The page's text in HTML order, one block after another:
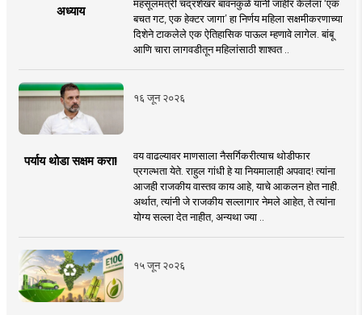
अध्याय
महसूलमंत्री चंद्रशेखर बावनकुळे यांनी जाहीर केलेला ‘एक
बचत गट, एक हेक्टर जागा’ हा निर्णय महिला सक्षमीकरणाच्या
दिशेने टाकलेले एक ऐतिहासिक पाऊल म्हणावे लागेल. बांबू
आणि चारा लागवडीतून महिलांसाठी शाश्वत ..
१६ जून २०२६
पर्याय थोडा सक्षम करा!
वय वाढल्यावर माणसाला नैसर्गिकरीत्याच थोडीफार
प्रगल्भता येते. राहुल गांधी हे या नियमालाही अपवाद! त्यांना
आजही राजकीय वास्तव काय आहे, याचे आकलन होत नाही.
अर्थात, त्यांनी जे राजकीय सल्लागार नेमले आहेत, ते त्यांना
योग्य सल्ला देत नाहीत, अन्यथा ज्या ..
१५ जून २०२६